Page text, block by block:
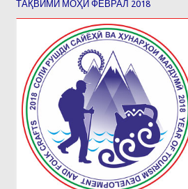
ТАҚВИМИ МОҲИ ФЕВРАЛ 2018